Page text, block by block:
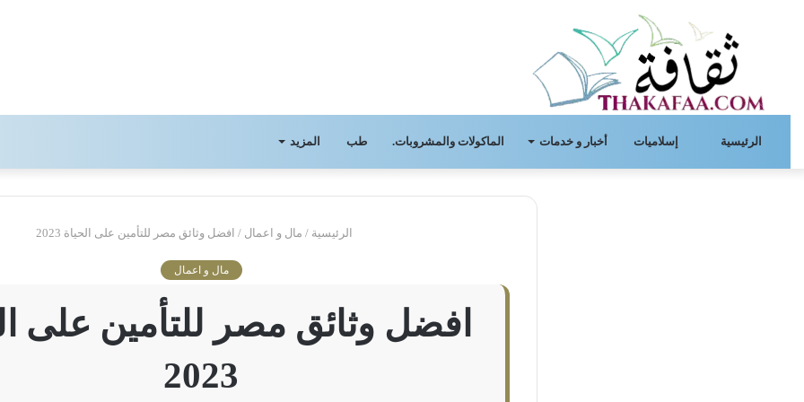
الرئيسية إسلاميات أخبار و خدمات الماكولات والمشروبات. طب المزيد
الرئيسية / مال و اعمال / افضل وثائق مصر للتأمين على الحياة 2023
مال و اعمال
افضل وثائق مصر للتأمين على
2023